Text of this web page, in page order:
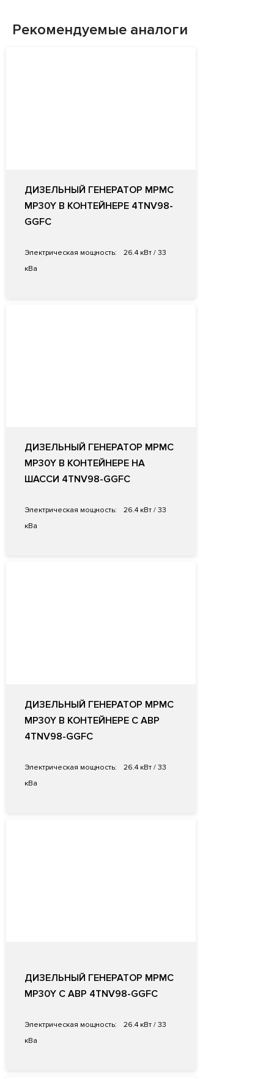
Рекомендуемые аналоги
ДИЗЕЛЬНЫЙ ГЕНЕРАТОР MPMC
MP30Y В КОНТЕЙНЕРЕ 4TNV98-
GGFC
Электрическая мощность:
26.4 кВт / 33
кВа
ДИЗЕЛЬНЫЙ ГЕНЕРАТОР MPMC
MP30Y В КОНТЕЙНЕРЕ НА
ШАССИ 4TNV98-GGFC
Электрическая мощность:
26.4 кВт / 33
кВа
ДИЗЕЛЬНЫЙ ГЕНЕРАТОР MPMC
MP30Y В КОНТЕЙНЕРЕ С АВР
4TNV98-GGFC
Электрическая мощность:
26.4 кВт / 33
кВа
ДИЗЕЛЬНЫЙ ГЕНЕРАТОР MPMC
MP30Y С АВР 4TNV98-GGFC
Электрическая мощность:
26.4 кВт / 33
кВа